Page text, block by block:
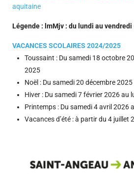
aquitaine
Légende : lmMjv : du lundi au vendredi
VACANCES SCOLAIRES 2024/2025
Toussaint : Du samedi 18 octobre
2025
Noël : Du samedi 20 décembre
Hiver : Du samedi 7 février 2026 au
Printemps : Du samedi 4 avril 2026
Vacances d’été : à partir du 4 juillet